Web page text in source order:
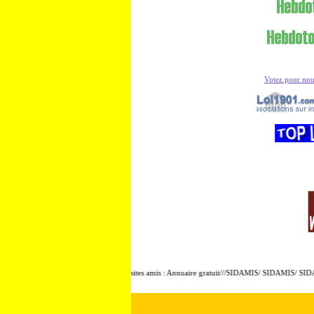
Votez pour
Présentation de sites amis : Annuaire gratuit///SIDAMIS/ SIDAMIS/